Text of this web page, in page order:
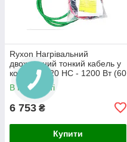
Ryxon Нагрівальний
двожильний тонкий кабель у
комплекті 20 HC - 1200 Вт (60
м)
В наявності
6 753 ₴
Купити